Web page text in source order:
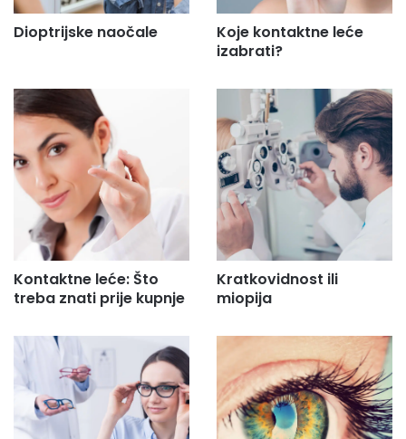
Dioptrijske naočale
Koje kontaktne leće
izabrati?
Kontaktne leće: Što
treba znati prije kupnje
Kratkovidnost ili
miopija